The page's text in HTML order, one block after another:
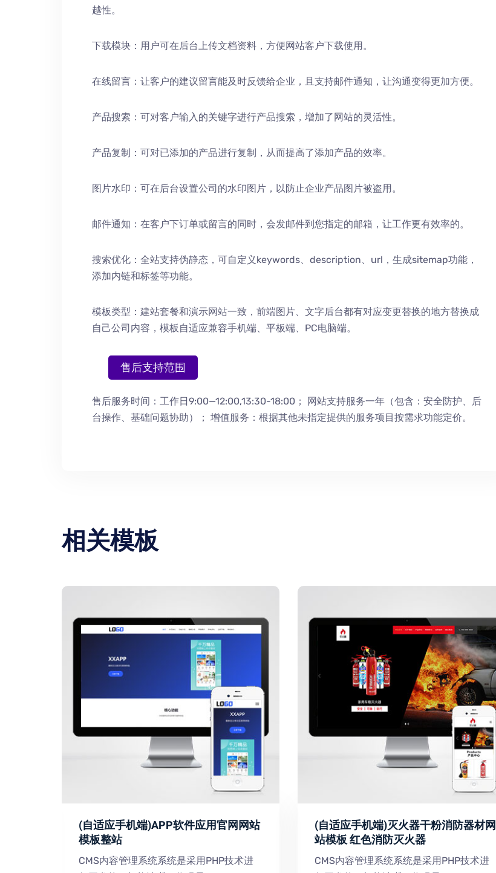
越性。
下载模块：用户可在后台上传文档资料，方便网站客户下载使用。
在线留言：让客户的建议留言能及时反馈给企业，且支持邮件通知，让沟通变得更加方便。
产品搜索：可对客户输入的关键字进行产品搜索，增加了网站的灵活性。
产品复制：可对已添加的产品进行复制，从而提高了添加产品的效率。
图片水印：可在后台设置公司的水印图片，以防止企业产品图片被盗用。
邮件通知：在客户下订单或留言的同时，会发邮件到您指定的邮箱，让工作更有效率的。
搜索优化：全站支持伪静态，可自定义keywords、description、url，生成sitemap功能，
添加内链和标签等功能。
模板类型：建站套餐和演示网站一致，前端图片、文字后台都有对应变更替换的地方替换成
自己公司内容，模板自适应兼容手机端、平板端、PC电脑端。
售后支持范围
售后服务时间：工作日9:00—12:00,13:30-18:00； 网站支持服务一年（包含：安全防护、
后
台操作、 基础问题协助） ； 增值服务：根据其他未指定提供的服务项目按需求功能定价。
相关模板
(自适应手机端)APP软件应用官网网站
模板整站
CMS内容管理系统系统是采用PHP技术进
(自适应手机端)灭火器干粉消防器材网
站模板 红色消防灭火器
CMS内容管理系统系统是采用PHP技术进